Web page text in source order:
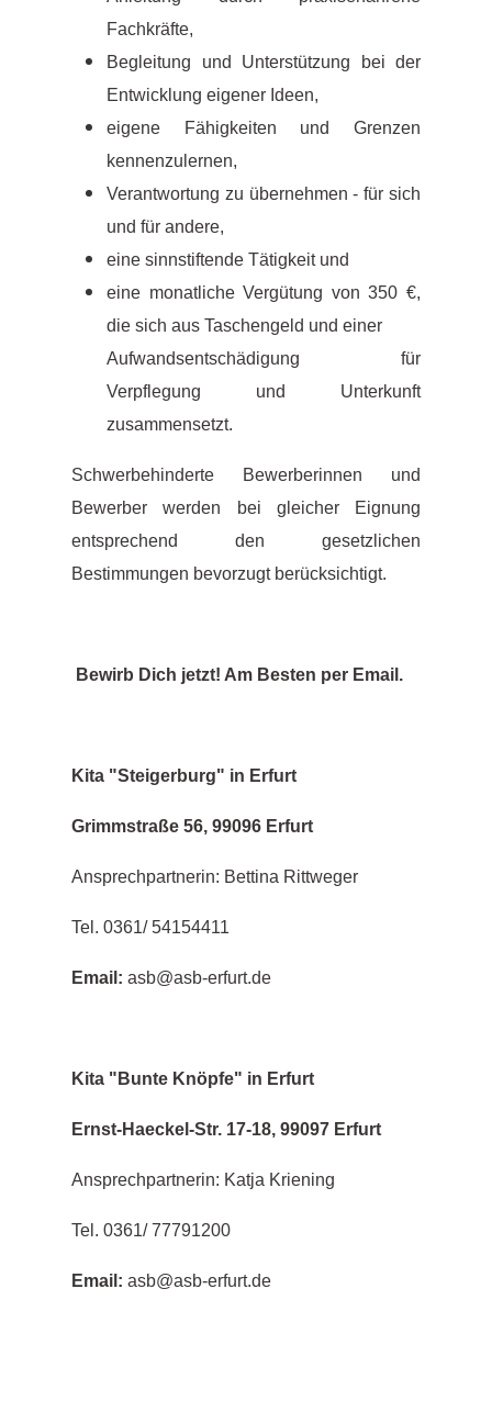
Fachkräfte,
Begleitung und Unterstützung bei der
Entwicklung eigener Ideen,
eigene Fähigkeiten und Grenzen
kennenzulernen,
Verantwortung zu übernehmen - für sich
und für andere,
eine sinnstiftende Tätigkeit und
eine monatliche Vergütung von 350 €,
die sich aus Taschengeld und einer
Aufwandsentschädigung für
Verpflegung und Unterkunft
zusammensetzt.
Schwerbehinderte Bewerberinnen und
Bewerber werden bei gleicher Eignung
entsprechend den gesetzlichen
Bestimmungen bevorzugt berücksichtigt.
Bewirb Dich jetzt! Am Besten per Email.
Kita "Steigerburg" in Erfurt
Grimmstraße 56, 99096 Erfurt
Ansprechpartnerin: Bettina Rittweger
Tel. 0361/ 54154411
Email: asb@asb-erfurt.de
Kita "Bunte Knöpfe" in Erfurt
Ernst-Haeckel-Str. 17-18, 99097 Erfurt
Ansprechpartnerin: Katja Kriening
Tel. 0361/ 77791200
Email: asb@asb-erfurt.de